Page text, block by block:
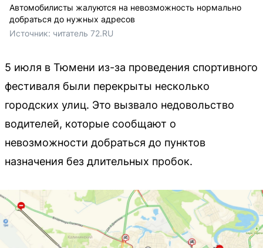
Автомобилисты жалуются на невозможность нормально
добраться до нужных адресов
Источник: читатель 72.RU
5 июля в Тюмени из-за проведения спортивного
фестиваля были перекрыты несколько
городских улиц. Это вызвало недовольство
водителей, которые сообщают о
невозможности добраться до пунктов
назначения без длительных пробок.